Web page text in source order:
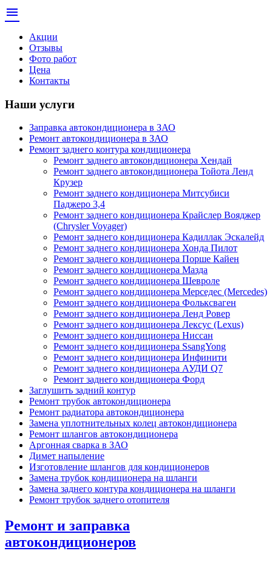
menu
Акции
Отзывы
Фото работ
Цена
Контакты
Наши услуги
Заправка автокондиционера в ЗАО
Ремонт автокондиционера в ЗАО
Ремонт заднего контура кондиционера
Ремонт заднего автокондиционера Хендай
Ремонт заднего автокондиционера Тойота Ленд
Крузер
Ремонт заднего кондиционера Митсубиси
Паджеро 3,4
Ремонт заднего кондиционера Крайслер Вояджер
(Chrysler Voyager)
Ремонт заднего кондиционера Кадиллак Эскалейд
Ремонт заднего кондиционера Хонда Пилот
Ремонт заднего кондиционера Порше Кайен
Ремонт заднего кондиционера Мазда
Ремонт заднего кондиционера Шевроле
Ремонт заднего кондиционера Мерседес (Mercedes)
Ремонт заднего кондиционера Фольксваген
Ремонт заднего кондиционера Ленд Ровер
Ремонт заднего кондиционера Лексус (Lexus)
Ремонт заднего кондиционера Ниссан
Ремонт заднего кондиционера SsangYong
Ремонт заднего кондиционера Инфинити
Ремонт заднего кондиционера АУДИ Q7
Ремонт заднего кондиционера Форд
Заглушить задний контур
Ремонт трубок автокондиционера
Ремонт радиатора автокондиционера
Замена уплотнительных колец автокондиционера
Ремонт шлангов автокондиционера
Аргонная сварка в ЗАО
Димет напыление
Изготовление шлангов для кондиционеров
Замена трубок кондиционера на шланги
Замена заднего контура кондиционера на шланги
Ремонт трубок заднего отопителя
Ремонт и заправка
автокондиционеров